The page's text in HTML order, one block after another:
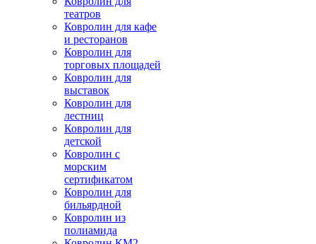
театров
Ковролин для кафе
и ресторанов
Ковролин для
торговых площадей
Ковролин для
выставок
Ковролин для
лестниц
Ковролин для
детской
Ковролин с
морским
сертификатом
Ковролин для
бильярдной
Ковролин из
полиамида